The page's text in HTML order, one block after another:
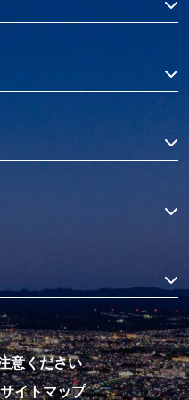
意ください
サイトマップ